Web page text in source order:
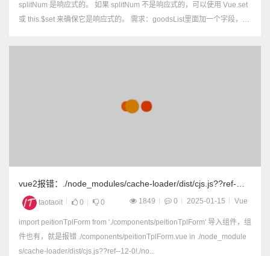
splitNum 是响应式的。 如果 splitNum 不是响应式的，可以使用 Vue.set
或 this.$set 来确保它是响应式的。 需求：goodsList里面加一个字段，v-
vue2报错：./node_modules/cache-loader/dist/cjs.js??ref-
-12-0!taotaoit 0 0 1849 0 2025-01-15 Vue
import peitionTplForm from './components/peitionTplForm' 导入组件，组
件也有，就是报错 ./components/peitionTplForm.vue in ./node_module
s/cache-loader/dist/cjs.js??ref--12-0!./no...